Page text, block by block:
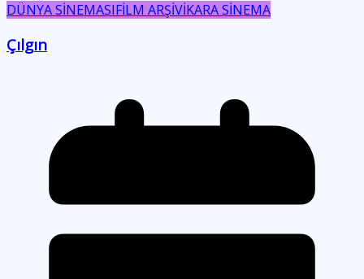
DÜNYA SİNEMASIFİLM ARŞİVİKARA SİNEMA
Çılgın